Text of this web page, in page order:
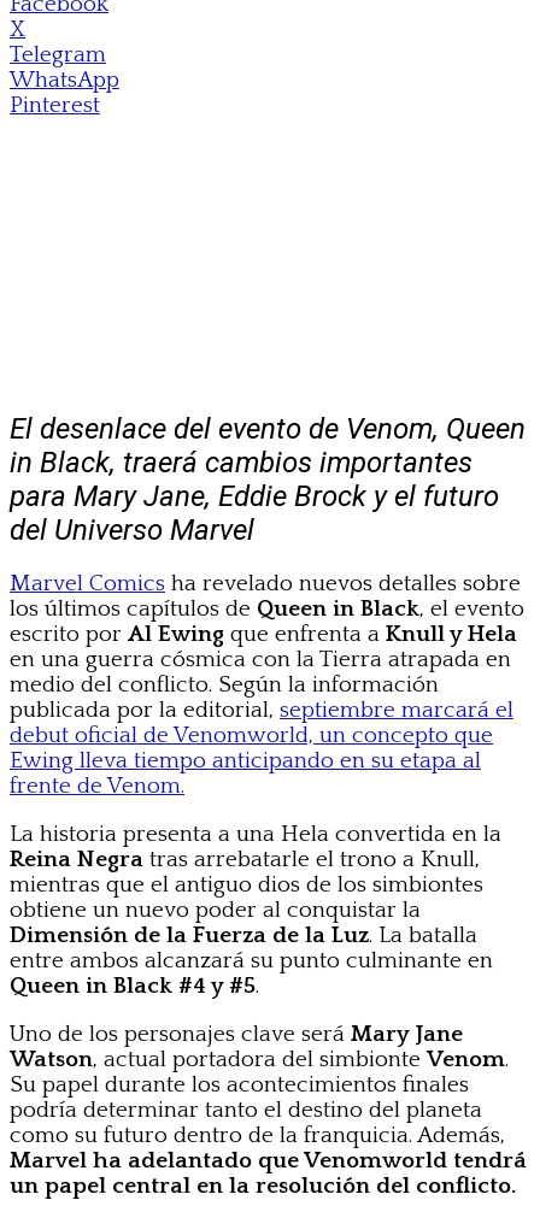
X
Telegram
WhatsApp
Pinterest
El desenlace del evento de Venom, Queen
in Black, traerá cambios importantes
para Mary Jane, Eddie Brock y el futuro
del Universo Marvel
Marvel Comics ha revelado nuevos detalles sobre
los últimos capítulos de Queen in Black, el evento
escrito por Al Ewing que enfrenta a Knull y Hela
en una guerra cósmica con la Tierra atrapada en
medio del conflicto. Según la información
publicada por la editorial, septiembre marcará el
debut oficial de Venomworld, un concepto que
Ewing lleva tiempo anticipando en su etapa al
frente de Venom.
La historia presenta a una Hela convertida en la
Reina Negra tras arrebatarle el trono a Knull,
mientras que el antiguo dios de los simbiontes
obtiene un nuevo poder al conquistar la
Dimensión de la Fuerza de la Luz. La batalla
entre ambos alcanzará su punto culminante en
Queen in Black #4 y #5.
Uno de los personajes clave será Mary Jane
Watson, actual portadora del simbionteVenom.
Su papel durante los acontecimientos finales
podría determinar tanto el destino del planeta
como su futuro dentro de la franquicia. Además,
Marvel ha adelantado que Venomworld tendrá
un papel central en la resolución del conflicto.